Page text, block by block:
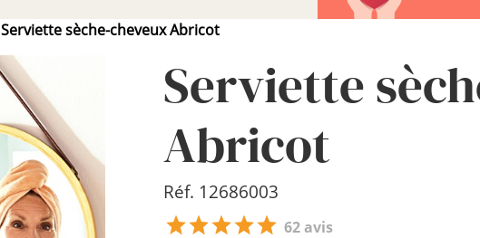
Serviette sèche-cheveux Abricot
Serviette
Abricot
Réf. 12686003
62 avis